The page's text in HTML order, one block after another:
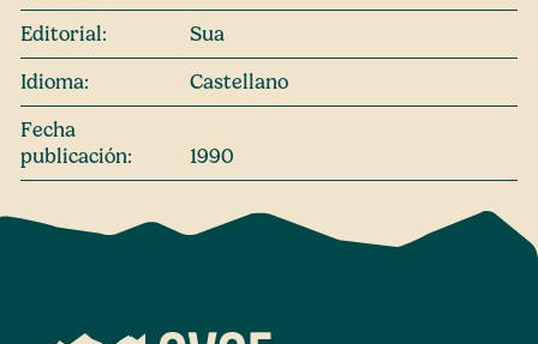
Editorial:
Sua
Idioma:
Castellano
Fecha
publicación:
1990